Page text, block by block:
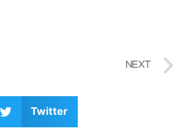
NEXT
Twitter